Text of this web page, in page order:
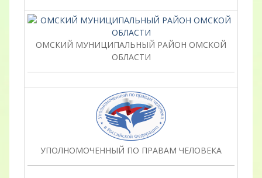
ОМСКИЙ МУНИЦИПАЛЬНЫЙ РАЙОН ОМСКОЙ
ОБЛАСТИ
УПОЛНОМОЧЕННЫЙ ПО ПРАВАМ ЧЕЛОВЕКА